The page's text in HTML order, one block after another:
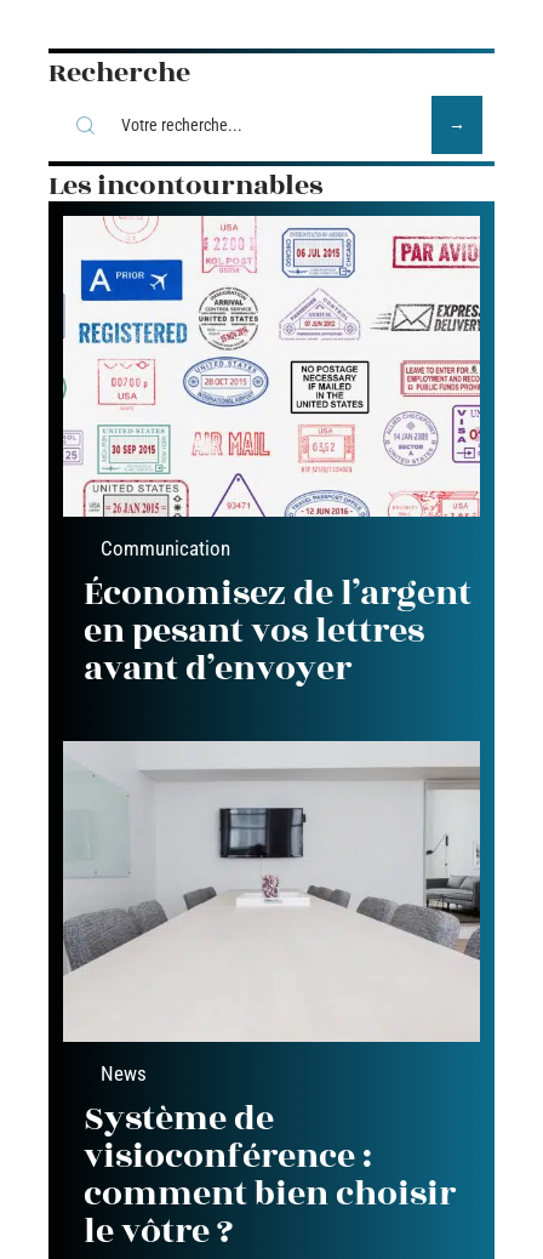
Recherche
Les incontournables
Communication
Économisez de l’argent
en pesant vos lettres
avant d’envoyer
News
Système de
visioconférence :
comment bien choisir
le vôtre ?